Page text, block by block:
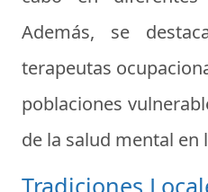
Además, se
terapeutas
poblaciones
de la salud mental en
Tradiciones